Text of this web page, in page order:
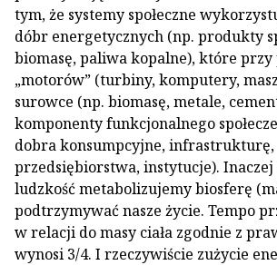
tym, że systemy społeczne
dóbr energetycznych (np. produkty
biomasę, paliwa kopalne), które
„motorów” (turbiny, komputery,
surowce (np. biomasę, metale,
komponenty funkcjonalnego
dobra konsumpcyjne, infrastrukturę,
przedsiębiorstwa, instytucje).
ludzkość metabolizujemy biosferę
podtrzymywać nasze życie. Tempo
w relacji do masy ciała zgodnie z
wynosi 3/4. I rzeczywiście zużycie